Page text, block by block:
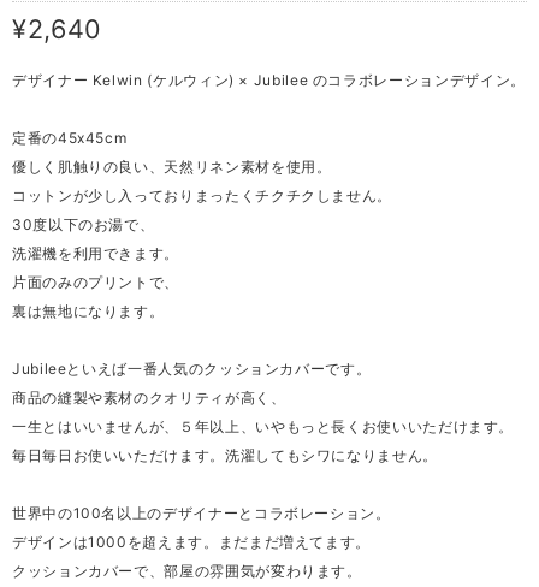
¥2,640
デザイナー Kelwin (ケルウィン) × Jubilee のコラボレーションデザイン。
定番の45x45cm
優しく肌触りの良い、天然リネン素材を使用。
コットンが少し入っておりまったくチクチクしません。
30度以下のお湯で、
洗濯機を利用できます。
片面のみのプリントで、
裏は無地になります。
Jubileeといえば一番人気のクッションカバーです。
商品の縫製や素材のクオリティが高く、
一生とはいいませんが、５年以上、いやもっと長くお使いいただけます。
毎日毎日お使いいただけます。洗濯してもシワになりません。
世界中の100名以上のデザイナーとコラボレーション。
デザインは1000を超えます。まだまだ増えてます。
クッションカバーで、部屋の雰囲気が変わります。